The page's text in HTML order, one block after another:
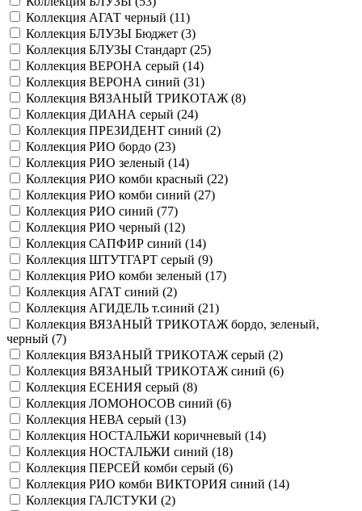
Коллекция АГАТ черный (11)
Коллекция БЛУЗЫ Бюджет (3)
Коллекция БЛУЗЫ Стандарт (25)
Коллекция ВЕРОНА серый (14)
Коллекция ВЕРОНА синий (31)
Коллекция ВЯЗАНЫЙ ТРИКОТАЖ (8)
Коллекция ДИАНА серый (24)
Коллекция ПРЕЗИДЕНТ синий (2)
Коллекция РИО бордо (23)
Коллекция РИО зеленый (14)
Коллекция РИО комби красный (22)
Коллекция РИО комби синий (27)
Коллекция РИО синий (77)
Коллекция РИО черный (12)
Коллекция САПФИР синий (14)
Коллекция ШТУТГАРТ серый (9)
Коллекция РИО комби зеленый (17)
Коллекция АГАТ синий (2)
Коллекция АГИДЕЛЬ т.синий (21)
Коллекция ВЯЗАНЫЙ ТРИКОТАЖ бордо, зеленый,
черный (7)
Коллекция ВЯЗАНЫЙ ТРИКОТАЖ серый (2)
Коллекция ВЯЗАНЫЙ ТРИКОТАЖ синий (6)
Коллекция ЕСЕНИЯ серый (8)
Коллекция ЛОМОНОСОВ синий (6)
Коллекция НЕВА серый (13)
Коллекция НОСТАЛЬЖИ коричневый (14)
Коллекция НОСТАЛЬЖИ синий (18)
Коллекция ПЕРСЕЙ комби серый (6)
Коллекция РИО комби ВИКТОРИЯ синий (14)
Коллекция ГАЛСТУКИ (2)